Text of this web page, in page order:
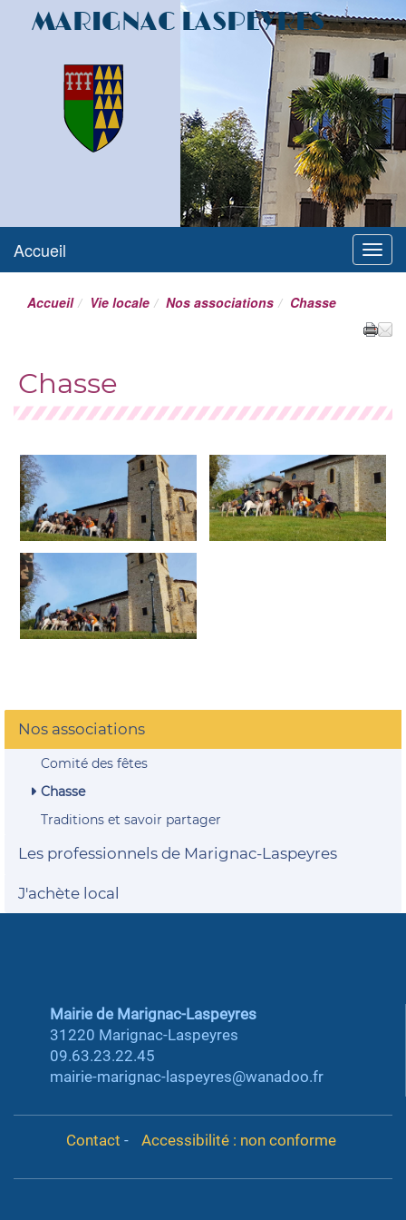
MARIGNAC LASPEYRES
Menu
Accueil
Accueil Vie locale Nos associations Chasse
Chasse
Nos associations
Comité des fêtes
Chasse
Traditions et savoir partager
Les professionnels de Marignac-Laspeyres
J'achète local
Mairie de Marignac-Laspeyres
31220 Marignac-Laspeyres
09.63.23.22.45
mairie-marignac-laspeyres@wanadoo.fr
Contact - Accessibilité : non conforme